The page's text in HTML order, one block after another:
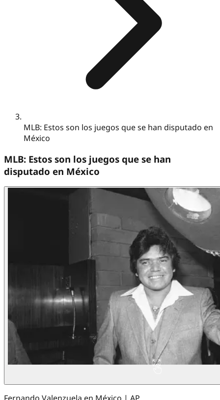
MLB: Estos son los juegos que se han disputado en
México
MLB: Estos son los juegos que se han
disputado en México